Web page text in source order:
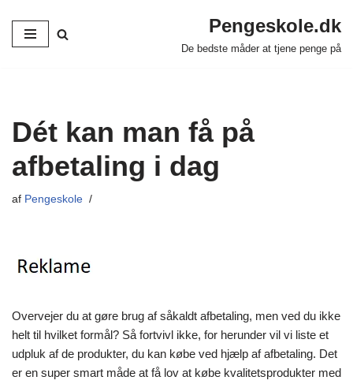
Spring
Pengeskole.dk
De bedste måder at tjene penge på
Dét kan man få på
afbetaling i dag
af Pengeskole
Overvejer du at gøre brug af såkaldt afbetaling, men ved du ikke
helt til hvilket formål? Så fortvivl ikke, for herunder vil vi liste et
udpluk af de produkter, du kan købe ved hjælp af afbetaling. Det
er en super smart måde at få lov at købe kvalitetsprodukter med